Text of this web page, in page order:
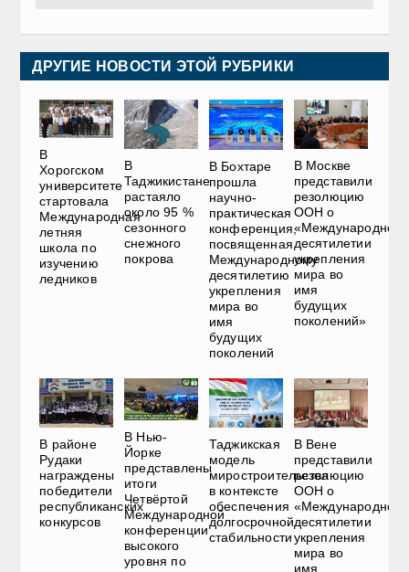
ДРУГИЕ НОВОСТИ ЭТОЙ РУБРИКИ
В
Хорогском
университете
стартовала
Международная
летняя
школа по
изучению
ледников
В
Таджикистане
растаяло
около 95 %
сезонного
снежного
покрова
В Бохтаре
прошла
научно-
практическая
конференция,
посвященная
Международному
десятилетию
укрепления
мира во
имя
будущих
поколений
В Москве
представили
резолюцию
ООН о
«Международном
десятилетии
укрепления
мира во
имя
будущих
поколений»
В районе
Рудаки
награждены
победители
республиканских
конкурсов
В Нью-
Йорке
представлены
итоги
Четвёртой
Международной
конференции
высокого
уровня по
Таджикская
модель
миростроительства
в контексте
обеспечения
долгосрочной
стабильности
В Вене
представили
резолюцию
ООН о
«Международном
десятилетии
укрепления
мира во
имя